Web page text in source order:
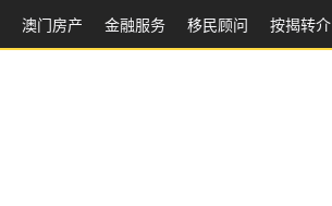
澳⻔房产 金融服务 移民顾问 按揭转介